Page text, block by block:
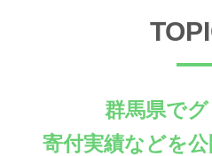
群馬県で
寄付実績などを